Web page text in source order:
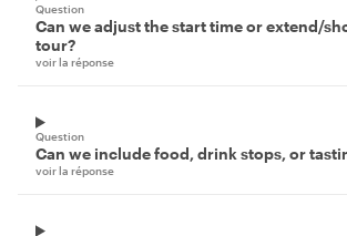
Question
Can we adjust the start time or extend/
tour?
voir la réponse
Question
Can we include food, drink stops, or
voir la réponse